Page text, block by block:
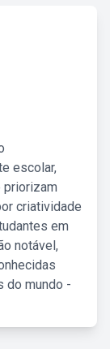
escolar,
priorizam
criatividade
em
notável,
do mundo -